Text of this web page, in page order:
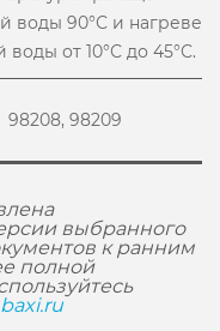
воды 90°С и нагреве
воды от 10°С до 45°С.
98208, 98209
выбранного
к ранним
полной